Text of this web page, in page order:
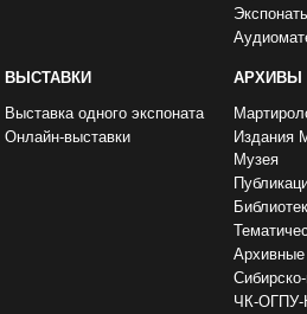
ВЫСТАВКИ
Выставка одного экспоната
Онлайн-выставки
АРХИВЫ
Издания
Музея
ЧК-